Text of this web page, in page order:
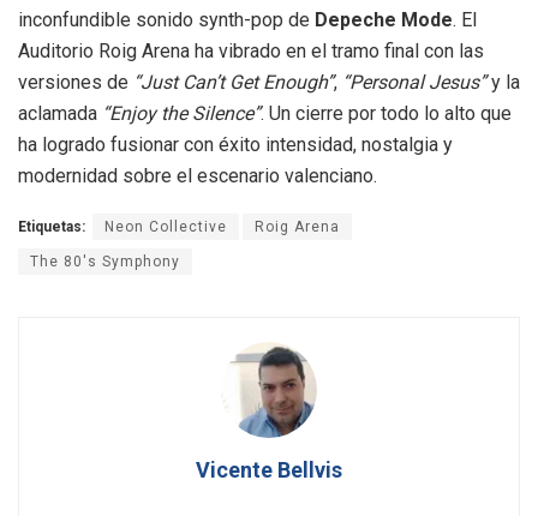
inconfundible sonido synth-pop de Depeche Mode. El
Auditorio Roig Arena ha vibrado en el tramo final con las
versiones de “Just Can’t Get Enough”, “Personal Jesus”y la
aclamada “Enjoy the Silence”. Un cierre por todo lo alto que
ha logrado fusionar con éxito intensidad, nostalgia y
modernidad sobre el escenario valenciano.
Etiquetas: Neon Collective Roig Arena
The 80's Symphony
Vicente Bellvis